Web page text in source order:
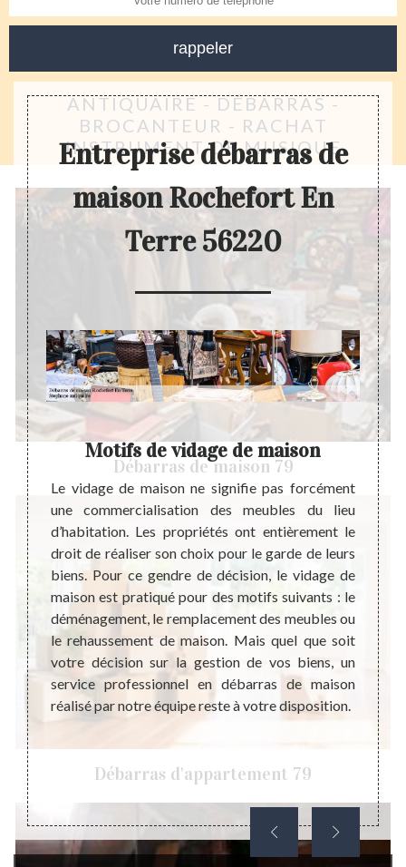
ANTIQUAIRE - DÉBARRAS -
BROCANTEUR - RACHAT
INSTRUMENT DE MUSIQUE
Débarras de maison 79
Débarras d'appartement 79
Entreprise débarras de
maison Rochefort En
Terre 56220
coût
et
de
des
Motifs de vidage de maison
Le vidage de maison ne signifie pas forcément
une commercialisation des meubles du lieu
d’habitation. Les propriétés ont entièrement le
droit de réaliser son choix pour le garde de leurs
biens. Pour ce gendre de décision, le vidage de
maison est pratiqué pour des motifs suivants : le
déménagement, le remplacement des meubles ou
le rehaussement de maison. Mais quel que soit
votre décision sur la gestion de vos biens, un
service professionnel en débarras de maison
réalisé par notre équipe reste à votre disposition.
A
il
dire
bon
vous
pas